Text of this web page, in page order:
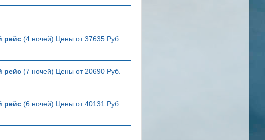
рейс (4 ночей) Цены от 37635 Руб.
рейс (7 ночей) Цены от 20690 Руб.
рейс (6 ночей) Цены от 40131 Руб.